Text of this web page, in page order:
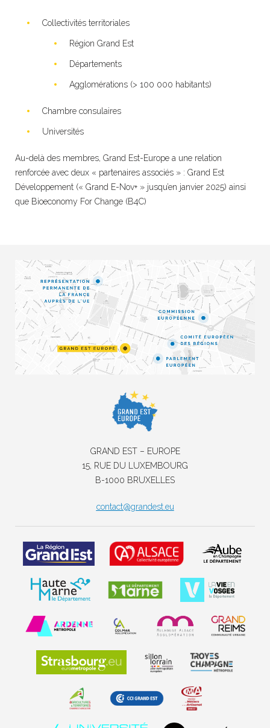
Collectivités territoriales
Région Grand Est
Départements
Agglomérations (> 100 000 habitants)
Chambre consulaires
Universités
Au-delà des membres, Grand Est-Europe a une relation
renforcée avec deux « partenaires associés » : Grand Est
Développement (« Grand E-Nov+ » jusqu’en janvier 2025) ainsi
que Bioeconomy For Change (B4C)
GRAND EST – EUROPE
15, RUE DU LUXEMBOURG
B-1000 BRUXELLES
contact@grandest.eu